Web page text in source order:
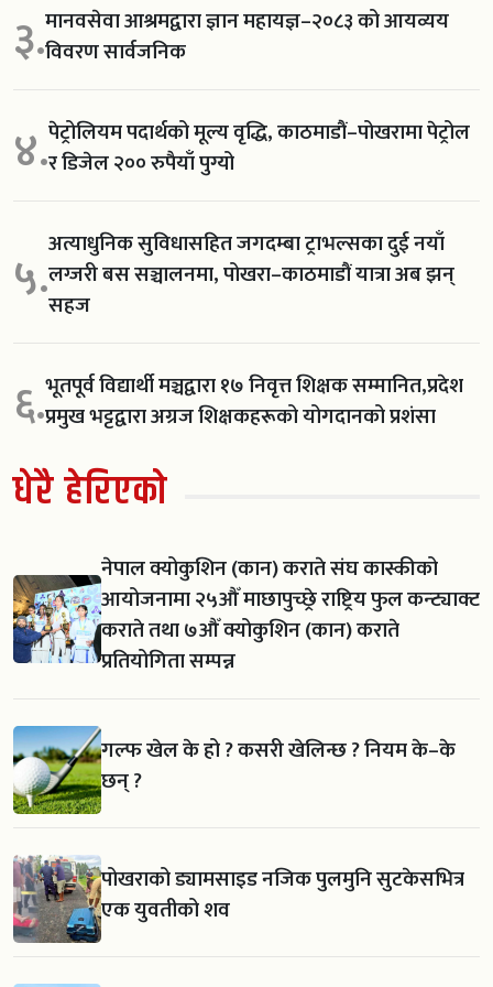
३.मानवसेवा आश्रमद्वारा ज्ञान महायज्ञ–२०८३ को आयव्यय
विवरण सार्वजनिक
४.पेट्रोलियम पदार्थको मूल्य वृद्धि, काठमाडौं–पोखरामा पेट्रोल
र डिजेल २०० रुपैयाँ पुग्यो
५.अत्याधुनिक सुविधासहित जगदम्बा ट्राभल्सका दुई नयाँ
लग्जरी बस सञ्चालनमा, पोखरा–काठमाडौं यात्रा अब झन्
सहज
६.भूतपूर्व विद्यार्थी मञ्चद्वारा १७ निवृत्त शिक्षक सम्मानित,प्रदेश
प्रमुख भट्टद्वारा अग्रज शिक्षकहरूको योगदानको प्रशंसा
धेरै हेरिएको
नेपाल क्योकुशिन (कान) कराते संघ कास्कीको
आयोजनामा २५औँ माछापुच्छ्रे राष्ट्रिय फुल कन्ट्याक्ट
कराते तथा ७औँ क्योकुशिन (कान) कराते
प्रतियोगिता सम्पन्न
गल्फ खेल के हो ? कसरी खेलिन्छ ? नियम के–के
छन् ?
पोखराको ड्यामसाइड नजिक पुलमुनि सुटकेसभित्र
एक युवतीको शव